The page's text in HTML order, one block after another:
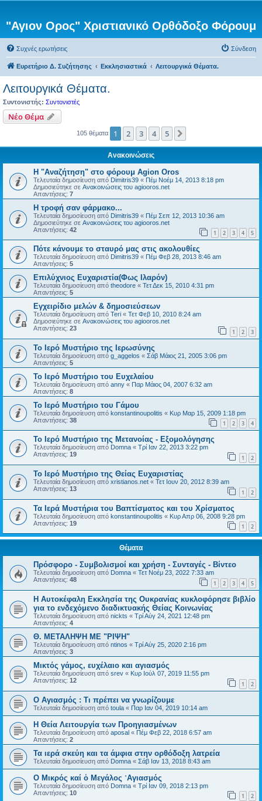
"Αγιον Ορος" Χριστιανικό Ορθόδοξο Φόρουμ
Συχνές ερωτήσεις Σύνδεση
Ευρετήριο Δ. Συζήτησης Εκκλησιαστικά Λειτουργικά Θέματα.
Λειτουργικά Θέματα.
Συντονιστής: Συντονιστές
Νέο Θέμα
105 θέματα 1 2 3 4 5
Ανακοινώσεις
Η "Αναζήτηση" στο φόρουμ Agion Oros
Τελευταία δημοσίευση από Dimitris39 « Πέμ Νοέμ 14, 2013 8:18 pm
Δημοσιεύτηκε σε Ανακοινώσεις του agiooros.net
Απαντήσεις: 7
H τροφή σαν φάρμακο...
Τελευταία δημοσίευση από Dimitris39 « Πέμ Σεπ 12, 2013 10:36 am
Δημοσιεύτηκε σε Ανακοινώσεις του agiooros.net
Απαντήσεις: 42 1 2 3 4 5
Πότε κάνουμε το σταυρό μας στις ακολουθίες
Τελευταία δημοσίευση από Dimitris39 « Πέμ Φεβ 28, 2013 8:46 am
Απαντήσεις: 5
Επιλύχνιος Ευχαριστία(Φως Ιλαρόν)
Τελευταία δημοσίευση από theodore « Τετ Δεκ 15, 2010 4:31 pm
Απαντήσεις: 5
Εγχειρίδιο μελών & δημοσιεύσεων
Τελευταία δημοσίευση από Teri « Τετ Φεβ 10, 2010 8:24 am
Δημοσιεύτηκε σε Ανακοινώσεις του agiooros.net
Απαντήσεις: 23 1 2 3
Το Ιερό Μυστήριο της Ιερωσύνης
Τελευταία δημοσίευση από g_aggelos « Σάβ Μάιος 21, 2005 3:06 pm
Απαντήσεις: 5
Το Ιερό Μυστήριο του Ευχελαίου
Τελευταία δημοσίευση από anny « Παρ Μάιος 04, 2007 6:32 am
Απαντήσεις: 8
Το Ιερό Μυστήριο του Γάμου
Τελευταία δημοσίευση από konstantinoupolitis « Κυρ Μαρ 15, 2009 1:18 pm
Απαντήσεις: 38 1 2 3 4
Το Ιερό Μυστήριο της Μετανοίας - Εξομολόγησης
Τελευταία δημοσίευση από Domna « Τρί Ιαν 22, 2013 3:22 pm
Απαντήσεις: 19 1 2
Το Ιερό Μυστήριο της Θείας Ευχαριστίας
Τελευταία δημοσίευση από xristianos.net « Τετ Ιουν 20, 2012 8:39 am
Απαντήσεις: 13 1 2
Τα Ιερά Μυστήρια του Βαπτίσματος και του Χρίσματος
Τελευταία δημοσίευση από konstantinoupolitis « Κυρ Απρ 06, 2008 9:28 pm
Απαντήσεις: 19 1 2
Θέματα
Πρόσφορο - Συμβολισμοί και χρήση - Συνταγές - Βίντεο
Τελευταία δημοσίευση από Domna « Τετ Νοέμ 23, 2022 7:33 am
Απαντήσεις: 48 1 2 3 4 5
Η Αυτοκέφαλη Eκκλησία της Ουκρανίας κυκλοφόρησε βιβλίο
για το ενδεχόμενο διαδικτυακής Θείας Κοινωνίας
Τελευταία δημοσίευση από nickts « Τρί Αύγ 24, 2021 12:48 pm
Απαντήσεις: 4
Θ. ΜΕΤΑΛΗΨΗ ΜΕ "ΡΙΨΗ"
Τελευταία δημοσίευση από ntinos « Τρί Αύγ 25, 2020 2:16 pm
Απαντήσεις: 3
Μικτός γάμος, ευχέλαιο και αγιασμός
Τελευταία δημοσίευση από srev « Κυρ Ιούλ 07, 2019 11:55 pm
Απαντήσεις: 12 1 2
Ο Αγιασμός : Τι πρέπει να γνωρίζουμε
Τελευταία δημοσίευση από toula « Παρ Ιαν 04, 2019 10:14 am
Η Θεία Λειτουργία των Προηγιασμένων
Τελευταία δημοσίευση από aposal « Πέμ Φεβ 22, 2018 6:57 am
Απαντήσεις: 2
Τα ιερά σκεύη και τα άμφια στην ορθόδοξη λατρεία
Τελευταία δημοσίευση από Domna « Σάβ Ιαν 13, 2018 8:43 am
Ο Μικρός καί ὁ Μεγάλος ῾Αγιασμός
Τελευταία δημοσίευση από Domna « Τρί Ιαν 09, 2018 2:13 pm
Απαντήσεις: 10 1 2